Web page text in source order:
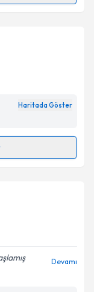
talebi
için bir
belirtilen
Haritada Göster
talebi
için bir
Devamı